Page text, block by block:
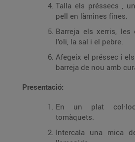
Talla els préssecs ,
pell en làmines fines.
Barreja els xerris, les
l’oli, la sal i el pebre.
Afegeix el préssec i
barreja de nou amb
Presentació:
En un plat
tomàquets.
Intercala una mica